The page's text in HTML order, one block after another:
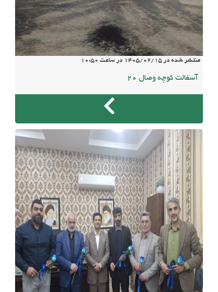
منتشر شده در 1405/02/15 در ساعت 10:50
آسفالت کوچه وصال ۲۰